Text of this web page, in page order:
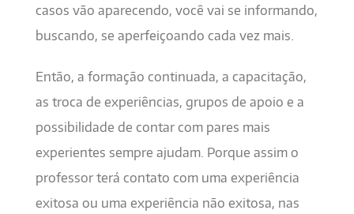
casos vão aparecendo, você vai se informando,
buscando, se aperfeiçoando cada vez mais.
Então, a formação continuada, a capacitação,
as troca de experiências, grupos de apoio e a
possibilidade de contar com pares mais
experientes sempre ajudam. Porque assim o
professor terá contato com uma experiência
exitosa ou uma experiência não exitosa, nas